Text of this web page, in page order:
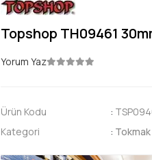
Topshop TH09461
Yorum Yaz
Ürün Kodu :
Kategori
: Tokmak